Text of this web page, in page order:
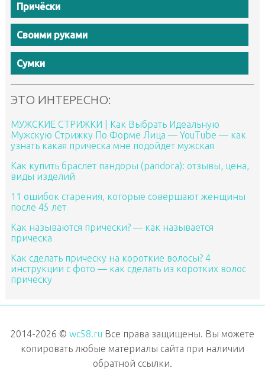
Причёски
Своими руками
Сумки
ЭТО ИНТЕРЕСНО:
МУЖСКИЕ СТРИЖКИ | Как Выбрать Идеальную
Мужскую Стрижку По Форме Лица — YouTube — как
узнать какая прическа мне подойдет мужская
Как купить браслет пандоры (pandora): отзывы, цена,
виды изделий
11 ошибок старения, которые совершают женщины
после 45 лет
Как называются прически? — как называется
прическа
Как сделать прическу на короткие волосы? 4
инструкции с фото — как сделать из коротких волос
прическу
2014-2026 © wc58.ru Все права защищены. Вы можете
копировать любые материалы сайта при наличии
обратной ссылки.